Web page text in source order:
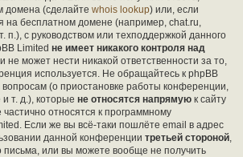
домена (сделайте whois lookup) или, если
на бесплатном домене (например, chat.ru,
п.), с руководством или техподдержкой данного
Limited не имеет никакого контроля над
и не может нести никакой ответственности за то,
используется. Не обращайтесь к phpBB
(о приостановке работы конференции,
т. д.), которые не относятся напрямую к сайту
относятся к программному
Если же вы всё-таки пошлёте email в адрес
данной конференции третьей стороной,
письма, или вы можете вообще не получить